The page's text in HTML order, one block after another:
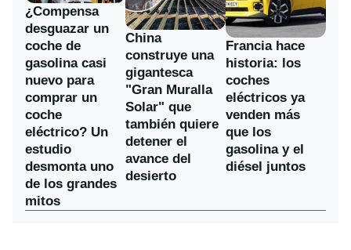
¿Compensa
desguazar un
coche de
gasolina casi
nuevo para
comprar un
coche
eléctrico? Un
estudio
desmonta uno
de los grandes
mitos
China
construye una
gigantesca
"Gran Muralla
Solar" que
también quiere
detener el
avance del
desierto
Francia hace
historia: los
coches
eléctricos ya
venden más
que los
gasolina y el
diésel juntos